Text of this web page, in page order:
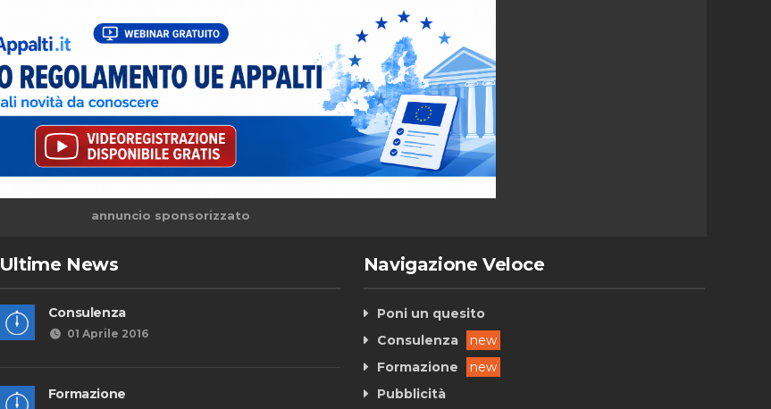
annuncio sponsorizzato
Ultime News
Consulenza
01 Aprile 2016
Formazione
Navigazione Veloce
Poni un quesito
Consulenza
new
Formazione
new
Pubblicità